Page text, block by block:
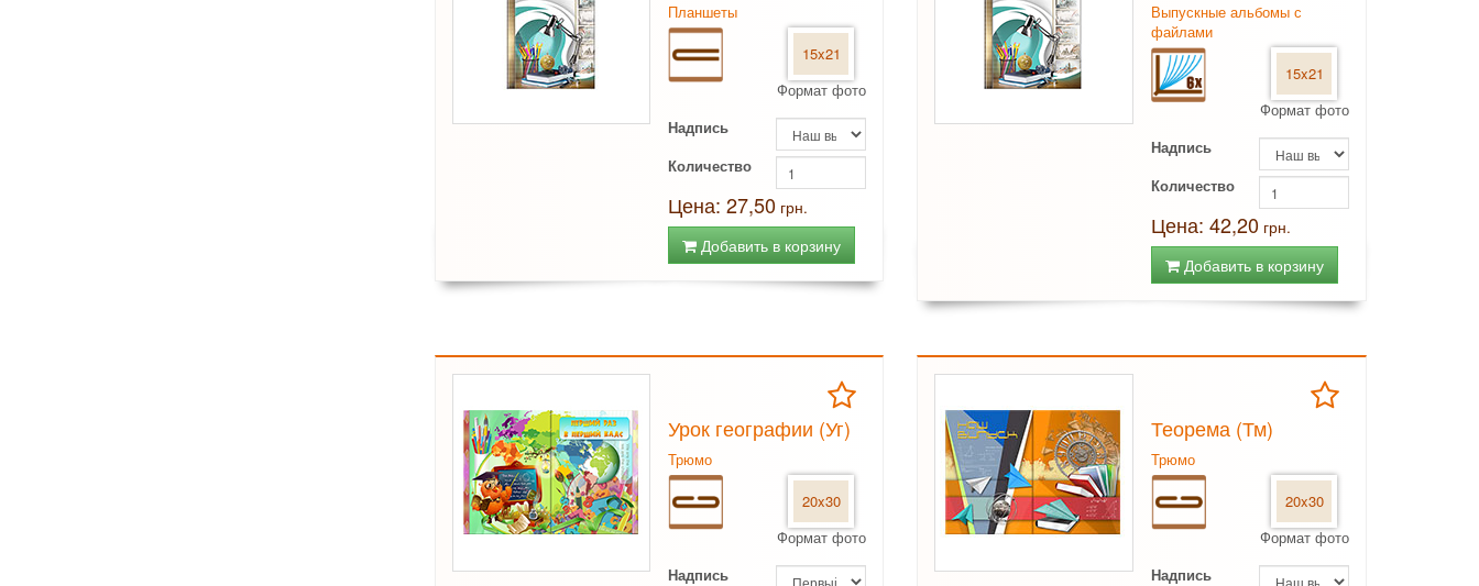
Планшеты
15x21
Формат фото
Надпись
Количество
Цена: 27,50грн.
Добавить в корзину
Выпускные альбомы с
файлами
15x21
Формат фото
Надпись
Количество
Цена: 42,20грн.
Добавить в корзину
Урок географии (Уг)
Трюмо
20x30
Формат фото
Надпись
Теорема (Тм)
Трюмо
20x30
Формат фото
Надпись